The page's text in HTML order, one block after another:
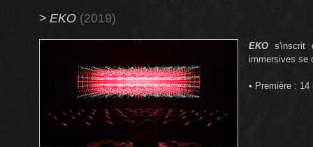
> EKO(2019)
EKOs'inscrit
immersives se
• Première :